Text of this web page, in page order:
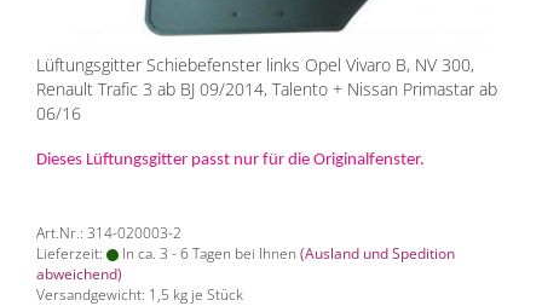
Lüftungsgitter Schiebefenster links Opel Vivaro B, NV 300,
Renault Trafic 3 ab BJ 09/2014, Talento + Nissan Primastar ab
06/16
Dieses Lüftungsgitter passt nur für die Originalfenster.
Art.Nr.: 314-020003-2
Lieferzeit:
In ca. 3 - 6 Tagen bei Ihnen (Ausland und Spedition
abweichend)
Versandgewicht: 1,5 kg je Stück